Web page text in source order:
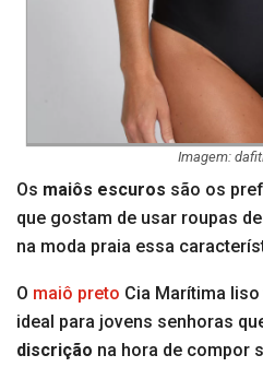
Imagem:
Os maiôs escuros são os
que gostam de usar roupas
na moda praia essa
O maiô preto Cia Marítima
ideal para jovens senhoras
discrição na hora de compor